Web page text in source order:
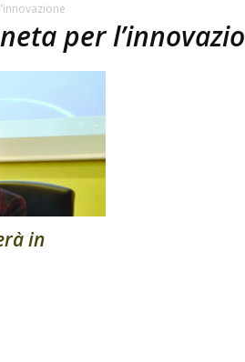
per
in